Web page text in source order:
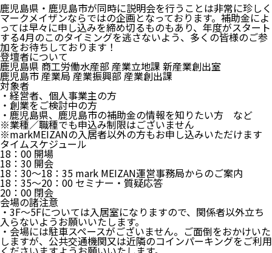
鹿児島県・鹿児島市が同時に説明会を行うことは非常に珍しく
マークメイザンならではの企画となっております。補助金によ
っては早々に申し込みを締め切るものもあり、年度がスタート
する4月のこのタイミングを逃さないよう、多くの皆様のご参
加をお待ちしております！
登壇者について
鹿児島県 商工労働水産部 産業立地課 新産業創出室
鹿児島市 産業局 産業振興部 産業創出課
対象者
・経営者、個人事業主の方
・創業をご検討中の方
・鹿児島県、鹿児島市の補助金の情報を知りたい方 など
※業種／職種でも申込み制限はございません
※markMEIZANの入居者以外の方もお申し込みいただけます
タイムスケジュール
18：00 開場
18：30 開会
18：30〜18：35 mark MEIZAN運営事務局からのご案内
18：35〜20：00 セミナー・質疑応答
20：00 閉会
会場の諸注意
・3F～5Fについては入居室になりますので、関係者以外立ち
入らないようお願いいたします。
・会場には駐車スペースがございません。ご面倒をおかけいた
しますが、公共交通機関又は近隣のコインパーキングをご利用